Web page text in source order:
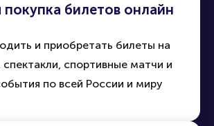
покупка билетов онлайн
и приобретать билеты на
спортивные матчи и
по всей России и миру